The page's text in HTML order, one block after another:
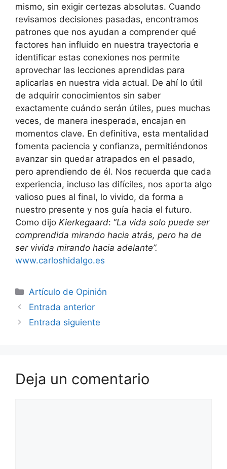
mismo, sin exigir certezas absolutas. Cuando
revisamos decisiones pasadas, encontramos
patrones que nos ayudan a comprender qué
factores han influido en nuestra trayectoria e
identificar estas conexiones nos permite
aprovechar las lecciones aprendidas para
aplicarlas en nuestra vida actual. De ahí lo útil
de adquirir conocimientos sin saber
exactamente cuándo serán útiles, pues muchas
veces, de manera inesperada, encajan en
momentos clave. En definitiva, esta mentalidad
fomenta paciencia y confianza, permitiéndonos
avanzar sin quedar atrapados en el pasado,
pero aprendiendo de él. Nos recuerda que cada
experiencia, incluso las difíciles, nos aporta algo
valioso pues al final, lo vivido, da forma a
nuestro presente y nos guía hacia el futuro.
Como dijo Kierkegaard: “La vida solo puede ser
comprendida mirando hacia atrás, pero ha de
ser vivida mirando hacia adelante”.
www.carloshidalgo.es
Artículo de Opinión
Entrada anterior
Entrada siguiente
Deja un comentario